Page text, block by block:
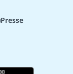
Presse